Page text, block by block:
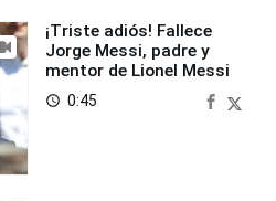
¡Triste adiós! Fallece
Jorge Messi, padre y
mentor de Lionel Messi
access_time 0:45